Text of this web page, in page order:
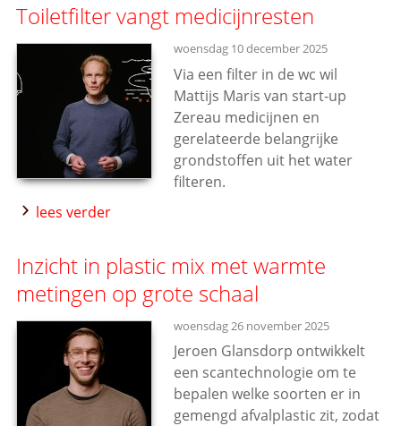
Toiletfilter vangt medicijnresten
woensdag 10 december 2025
Via een filter in de wc wil
Mattijs Maris van start-up
Zereau medicijnen en
gerelateerde belangrijke
grondstoffen uit het water
filteren.
lees verder
Inzicht in plastic mix met warmte
metingen op grote schaal
woensdag 26 november 2025
Jeroen Glansdorp ontwikkelt
een scantechnologie om te
bepalen welke soorten er in
gemengd afvalplastic zit, zodat